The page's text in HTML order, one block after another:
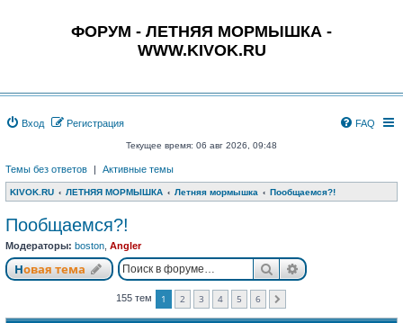
ФОРУМ - ЛЕТНЯЯ МОРМЫШКА -
WWW.KIVOK.RU
Вход Регистрация FAQ
Текущее время: 06 авг 2026, 09:48
Темы без ответов | Активные темы
KIVOK.RU ЛЕТНЯЯ МОРМЫШКА Летняя мормышка Пообщаемся?!
Пообщаемся?!
Модераторы: boston Angler
Новая тема ПоискРасширенный
155 тем 1 2 3 4 5 6